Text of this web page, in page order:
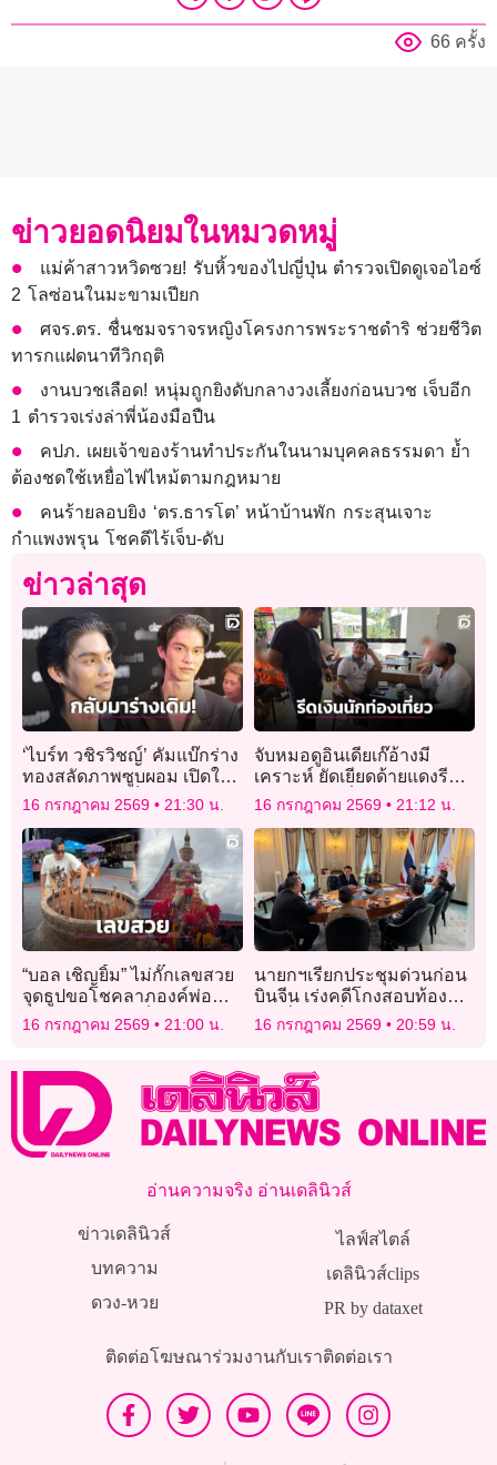
66 ครั้ง
ข่าวยอดนิยมในหมวดหมู่
แม่ค้าสาวหวิดซวย! รับหิ้วของไปญี่ปุ่น ตำรวจเปิดดูเจอไอซ์
2 โลซ่อนในมะขามเปียก
ศจร.ตร. ชื่นชมจราจรหญิงโครงการพระราชดำริ ช่วยชีวิต
ทารกแฝดนาทีวิกฤติ
งานบวชเลือด! หนุ่มถูกยิงดับกลางวงเลี้ยงก่อนบวช เจ็บอีก
1 ตำรวจเร่งล่าพี่น้องมือปืน
คปภ. เผยเจ้าของร้านทำประกันในนามบุคคลธรรมดา ย้ำ
ต้องชดใช้เหยื่อไฟไหม้ตามกฎหมาย
คนร้ายลอบยิง ‘ตร.ธารโต’ หน้าบ้านพัก กระสุนเจาะ
กำแพงพรุน โชคดีไร้เจ็บ-ดับ
ข่าวล่าสุด
‘ไบร์ท วชิรวิชญ์’ คัมแบ๊กร่าง
ทองสลัดภาพซูบผอม เปิดใจ
มรสุมสุขภาพเจ็บข้อมือ
16 กรกฎาคม 2569 21:30 น.
จับหมอดูอินเดียเก๊อ้างมี
เคราะห์ ยัดเยียดด้ายแดงรีด
เงินนักท่องเที่ยว
16 กรกฎาคม 2569 21:12 น.
“บอล เชิญยิ้ม” ไม่กั๊กเลขสวย
จุดธูปขอโชคลาภองค์พ่อ
ท้าวเวสสุวรรณที่วัดบางชัน
16 กรกฎาคม 2569 21:00 น.
นายกฯเรียกประชุมด่วนก่อน
บินจีน เร่งคดีโกงสอบท้องถิ่น
-รุกที่ดินภูเก็ต
16 กรกฎาคม 2569 20:59 น.
อ่านความจริง อ่านเดลินิวส์
ข่าวเดลินิวส์
บทความ
ดวง-หวย
ไลฟ์สไตล์
เดลินิวส์clips
PR by dataxet
ติดต่อโฆษณาร่วมงานกับเราติดต่อเรา